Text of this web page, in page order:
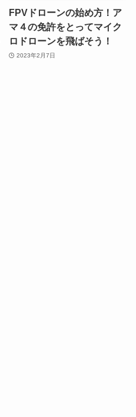
FPVドローンの始め方！ア
マ４の免許をとってマイク
ロドローンを飛ばそう！
2023年2月7日